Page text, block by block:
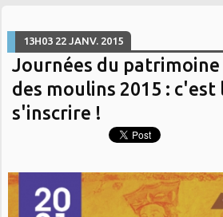
13H03 22 JANV. 2015
Journées du patrimoine
des moulins 2015 :
s'inscrire !